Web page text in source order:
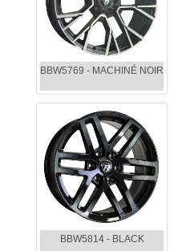
BBW5769 - MACHINÉ NOIR
BBW5814 - BLACK